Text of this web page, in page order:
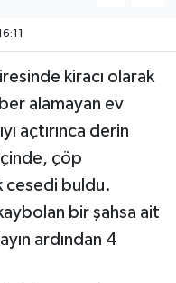
kiracı olarak
alamayan ev
açtırınca derin
çöp
cesedi buldu.
bir şahsa ait
ardından 4